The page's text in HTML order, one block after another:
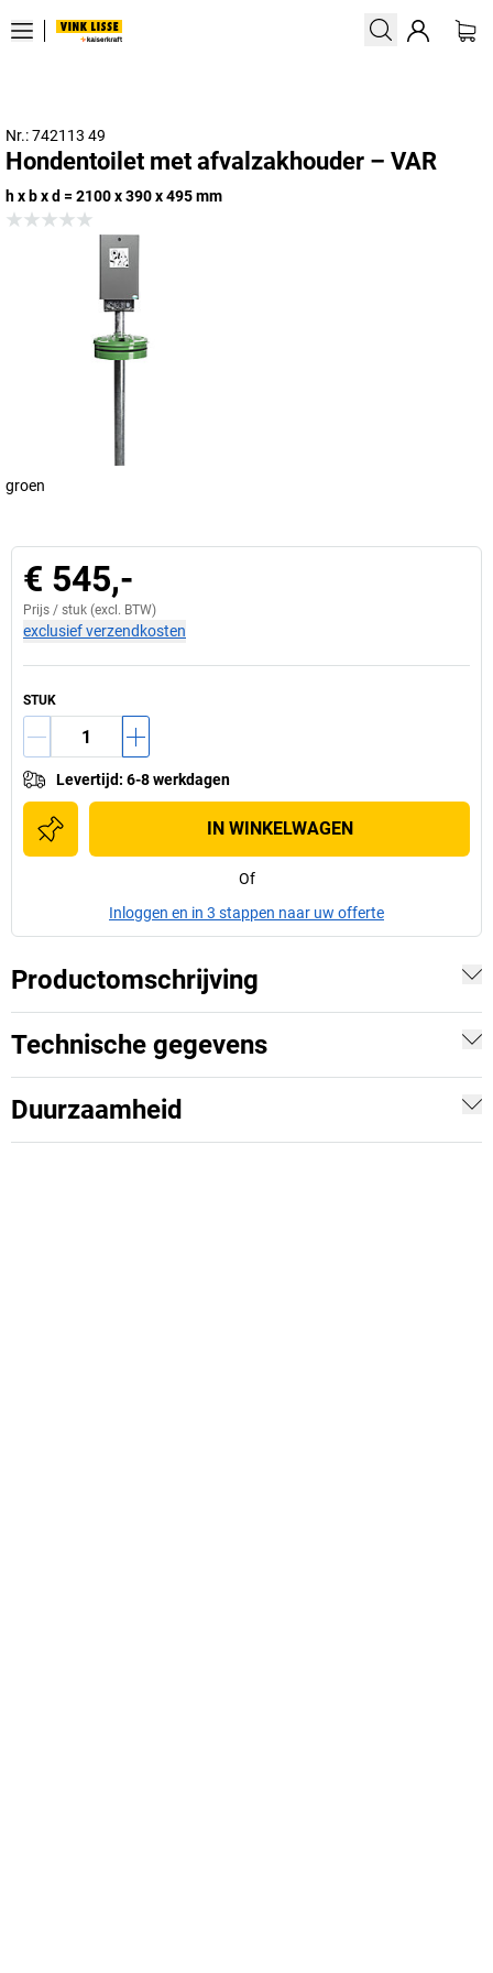
Nr.: 742113 49
Hondentoilet met afvalzakhouder – VAR
h x b x d = 2100 x 390 x 495 mm
groen
€ 545,-
Prijs / stuk (excl. BTW)
exclusief verzendkosten
STUK
Levertijd: 6-8 werkdagen
IN WINKELWAGEN
Of
Inloggen en in 3 stappen naar uw offerte
Productomschrijving
Technische gegevens
Duurzaamheid